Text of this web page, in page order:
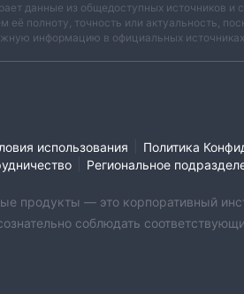
данные из общедоступных источников
её полноту, точность или актуальность,
информацию в официальных
использования Политика
Региональное
продукты — это корпоративный
соблюдать